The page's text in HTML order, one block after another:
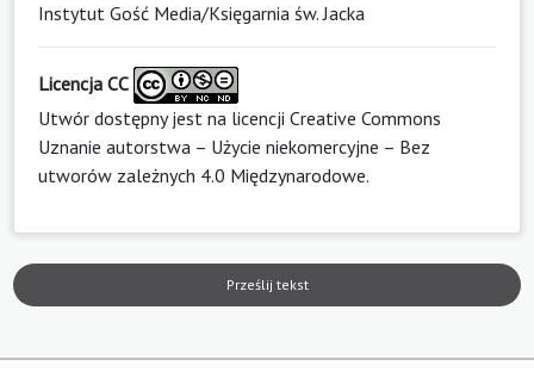
Instytut Gość Media/Księgarnia św. Jacka
Licencja CC
Utwór dostępny jest na licencji Creative Commons
Uznanie autorstwa – Użycie niekomercyjne – Bez
utworów zależnych 4.0 Międzynarodowe.
Prześlij tekst